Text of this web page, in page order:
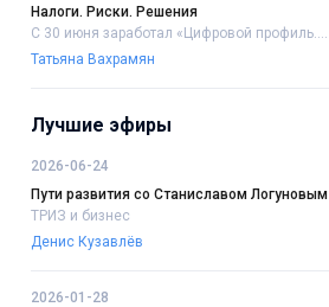
Налоги. Риски. Решения
С 30 июня заработал «Цифровой профиль....
Татьяна Вахрамян
Лучшие эфиры
2026-06-24
Пути развития со Станиславом Логуновым
ТРИЗ и бизнес
Денис Кузавлёв
2026-01-28